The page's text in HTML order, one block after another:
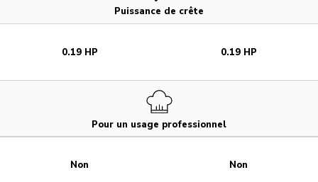
Puissance de crête
Pour un usage professionnel
0.19 HP
Non
0.19 HP
Non